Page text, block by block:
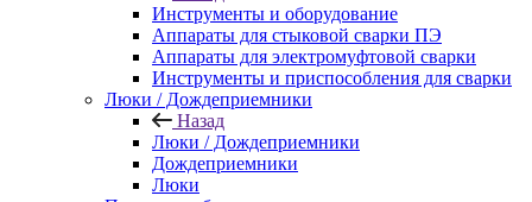
Инструменты и оборудование
Аппараты для стыковой сварки ПЭ
Аппараты для электромуфтовой сварки
Инструменты и приспособления для сварки
Люки / Дождеприемники
Назад
Люки / Дождеприемники
Дождеприемники
Люки